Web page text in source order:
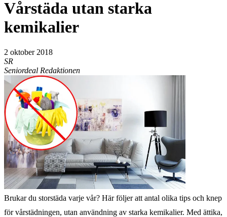
Vårstäda utan starka
kemikalier
2 oktober 2018
SR
Seniordeal Redaktionen
Brukar du storstäda varje vår? Här följer att antal olika tips och knep
för vårstädningen, utan användning av starka kemikalier. Med ättika,